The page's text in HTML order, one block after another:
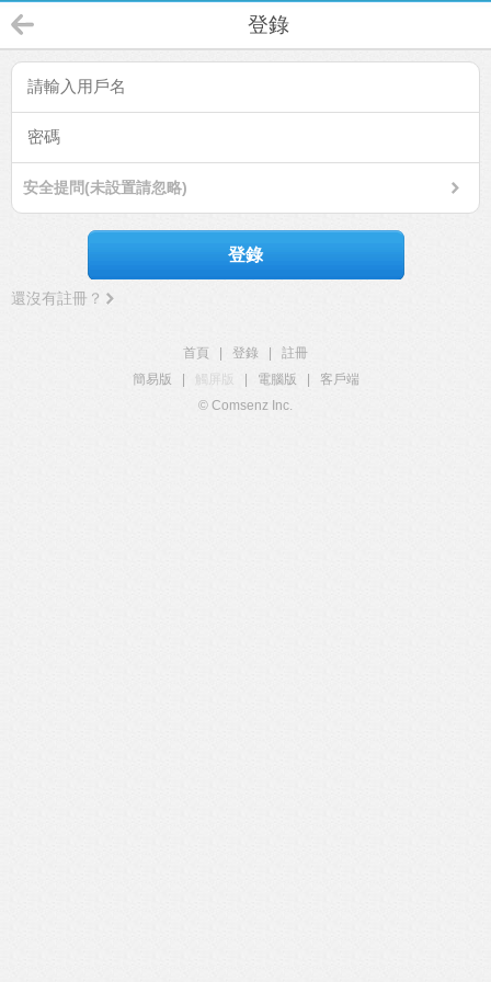
登錄
安全提問(未設置請忽略)
登錄
還沒有註冊？
首頁 登錄
註冊
簡易版
觸屏版 電腦版
客戶端
© Comsenz Inc.